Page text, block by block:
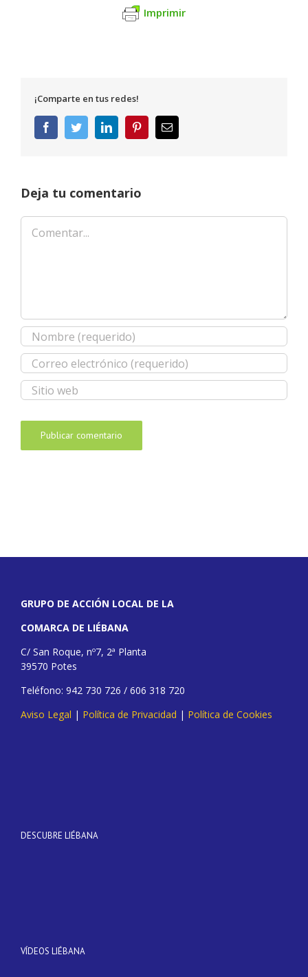
Imprimir
¡Comparte en tus redes!
FacebookTwitterLinkedInPinterestCorreo
electrónico
Deja tu comentario
Comentar
GRUPO DE ACCIÓN LOCAL DE LA
COMARCA DE LIÉBANA
C/ San Roque, nº7, 2ª Planta
39570 Potes
Teléfono: 942 730 726 / 606 318 720
Aviso Legal | Política de Privacidad | Política de Cookies
DESCUBRE LIÉBANA
VÍDEOS LIÉBANA